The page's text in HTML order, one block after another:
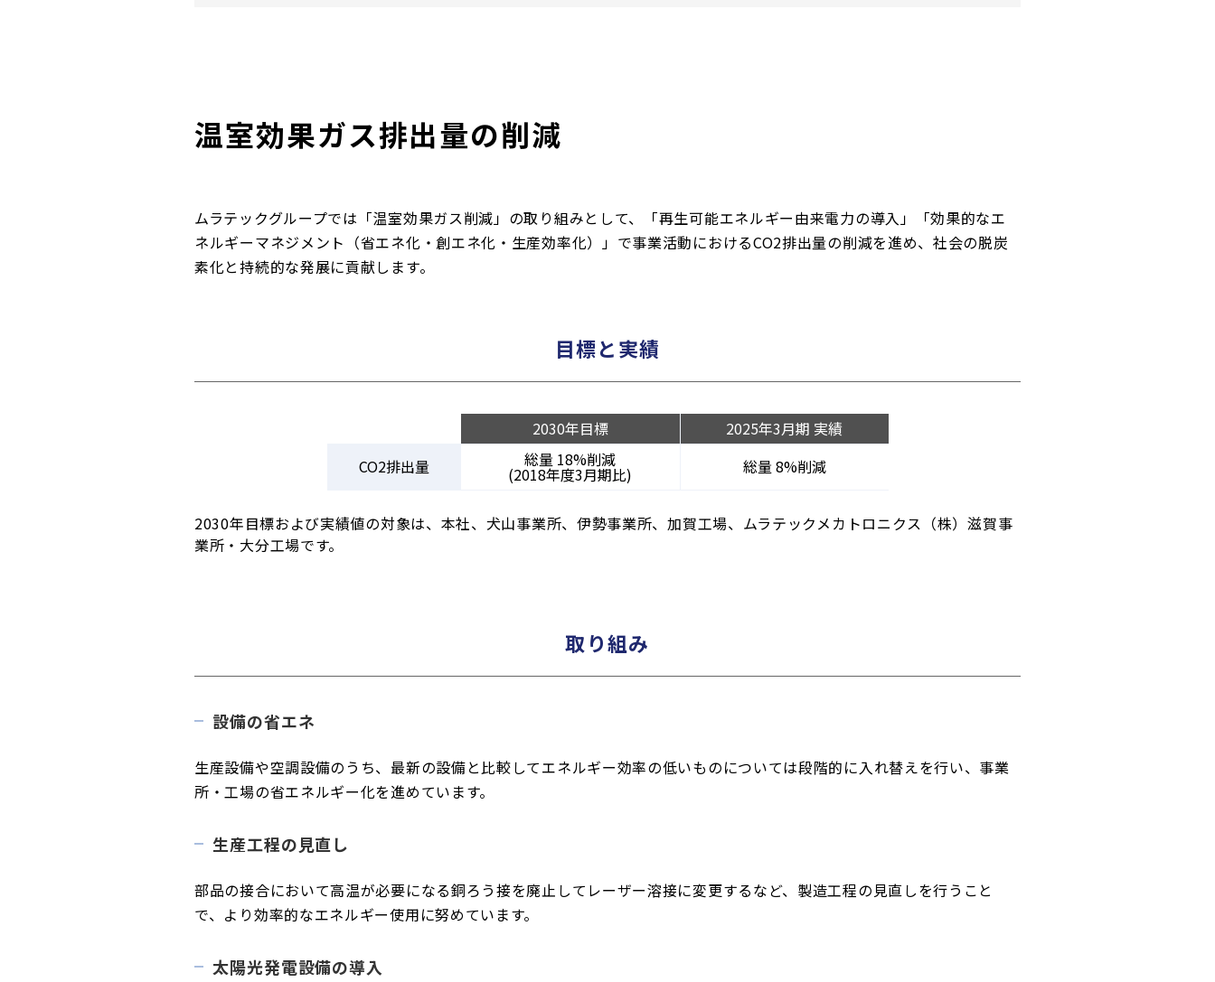
温室効果ガス排出量の削減
ムラテックグループでは「温室効果ガス削減」の取り組みとして、「再生可能エネルギー由来電力の導入」「効果的なエ
ネルギーマネジメント（省エネ化・創エネ化・生産効率化）」で事業活動におけるCO2排出量の削減を進め、社会の脱炭
素化と持続的な発展に貢献します。
目標と実績
2030年目標
2025年3月期 実績
CO2排出量
総量 18%削減
(2018年度3月期比) 総量 8%削減
2030年目標および実績値の対象は、本社、犬山事業所、伊勢事業所、加賀工場、ムラテックメカトロニクス（株）滋賀事
業所・大分工場です。
取り組み
設備の省エネ
生産設備や空調設備のうち、最新の設備と比較してエネルギー効率の低いものについては段階的に入れ替えを行い、事業
所・工場の省エネルギー化を進めています。
生産工程の見直し
部品の接合において高温が必要になる銅ろう接を廃止してレーザー溶接に変更するなど、製造工程の見直しを行うこと
で、より効率的なエネルギー使用に努めています。
太陽光発電設備の導入